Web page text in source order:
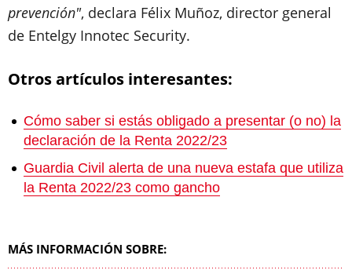
prevención", declara Félix Muñoz, director general
de Entelgy Innotec Security.
Otros artículos interesantes:
Cómo saber si estás obligado a presentar (o no) la
declaración de la Renta 2022/23
Guardia Civil alerta de una nueva estafa que utiliza
la Renta 2022/23 como gancho
MÁS INFORMACIÓN SOBRE: